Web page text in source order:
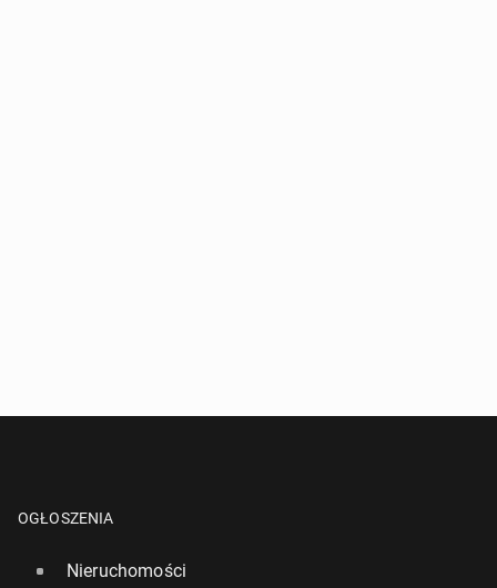
OGŁOSZENIA
Nieruchomości